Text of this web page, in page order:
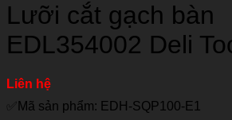
Lưỡi cắt gạch bàn
EDL354002 Deli
Liên hệ
✅Mã sản phẩm: EDH-SQP100-E1